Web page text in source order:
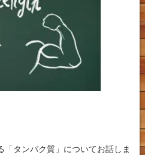
タンパク質」についてお話しま